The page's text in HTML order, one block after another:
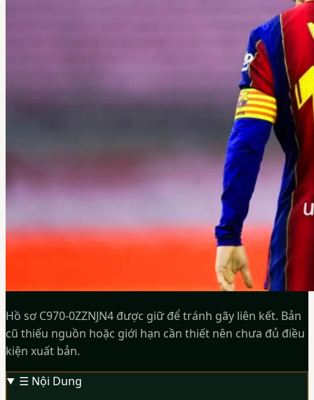
Hồ sơ C970-0ZZNJN4 được giữ để tránh gãy liên kết. Bản
cũ thiếu nguồn hoặc giới hạn cần thiết nên chưa đủ điều
kiện xuất bản.
☰ Nội Dung